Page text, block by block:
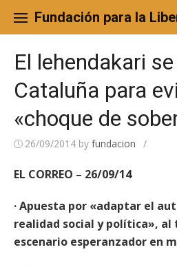
content
Fundación para la
El lehendakari
Cataluña para
«choque de
26/09/2014 by fundacion /
EL CORREO – 26/09/14
· Apuesta por «adaptar el
realidad social y política», al
escenario esperanzador en